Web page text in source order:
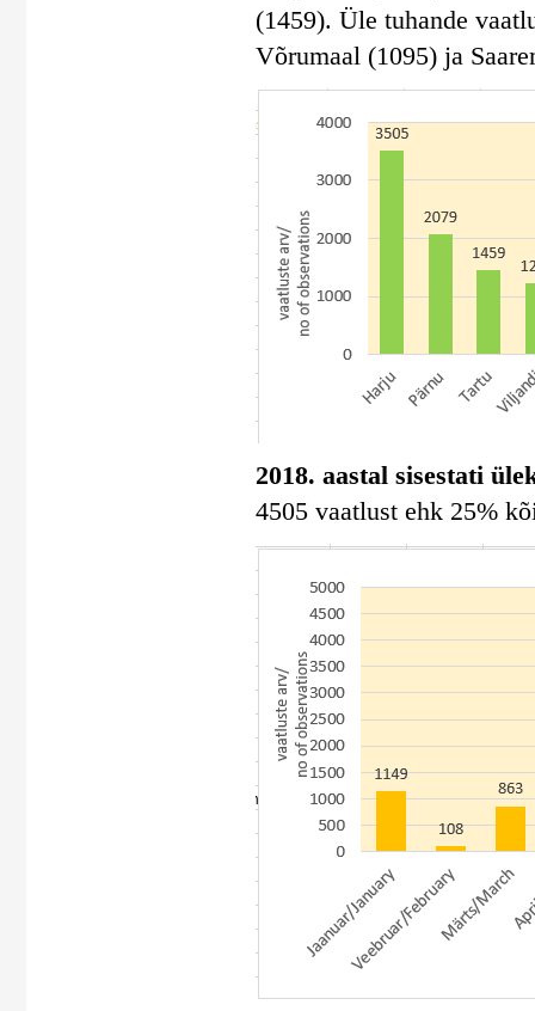
(1459). Üle tuhande
Võrumaal (1095) ja
2018. aastal sisestati
4505 vaatlust ehk 25%